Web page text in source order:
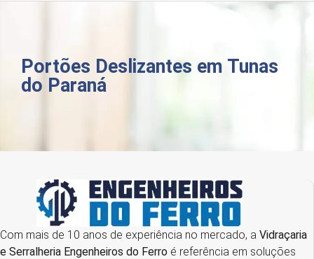
Portões Deslizantes em Tunas
do Paraná
Com mais de 10 anos de experiência no mercado, a Vidraçaria
e Serralheria Engenheiros do Ferro é referência em soluções